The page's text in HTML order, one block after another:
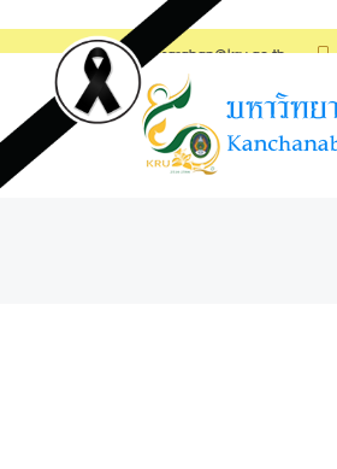
saraban@kru.ac.th